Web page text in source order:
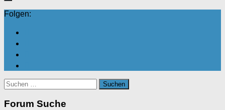
Folgen:
Suchen
nach:
Forum Suche